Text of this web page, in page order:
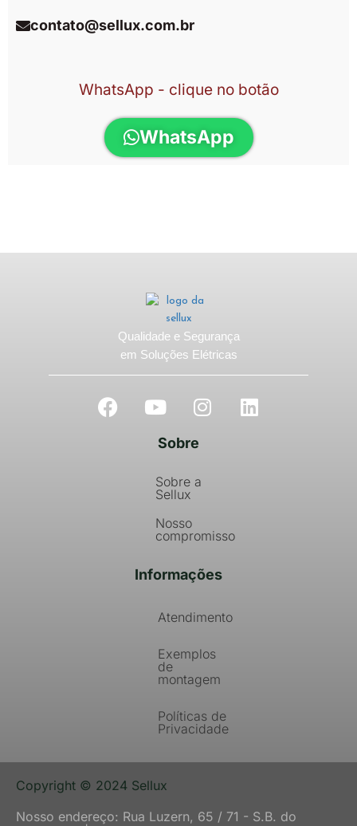
contato@sellux.com.br
WhatsApp - clique no botão
WhatsApp
Qualidade e Segurança
em Soluções Elétricas
Sobre
Sobre a
Sellux
Nosso
compromisso
Informações
Atendimento
Exemplos
de
montagem
Políticas de
Privacidade
Copyright © 2024 Sellux
Nosso endereço: Rua Luzern, 65 / 71 - S.B. do